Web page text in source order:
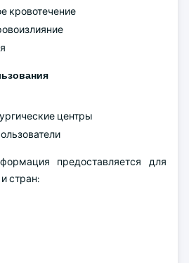
кровотечение
центры
предоставляется для
стран: